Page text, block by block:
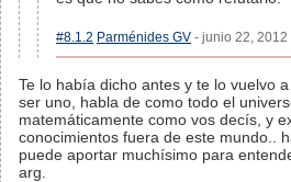
#8.1.2 Parménides GV - junio 22, 2012
Te lo había dicho antes y te lo vuelvo
ser uno, habla de como todo el
matemáticamente como vos decís, y
conocimientos fuera de este mundo..
puede aportar muchísimo para
arg.